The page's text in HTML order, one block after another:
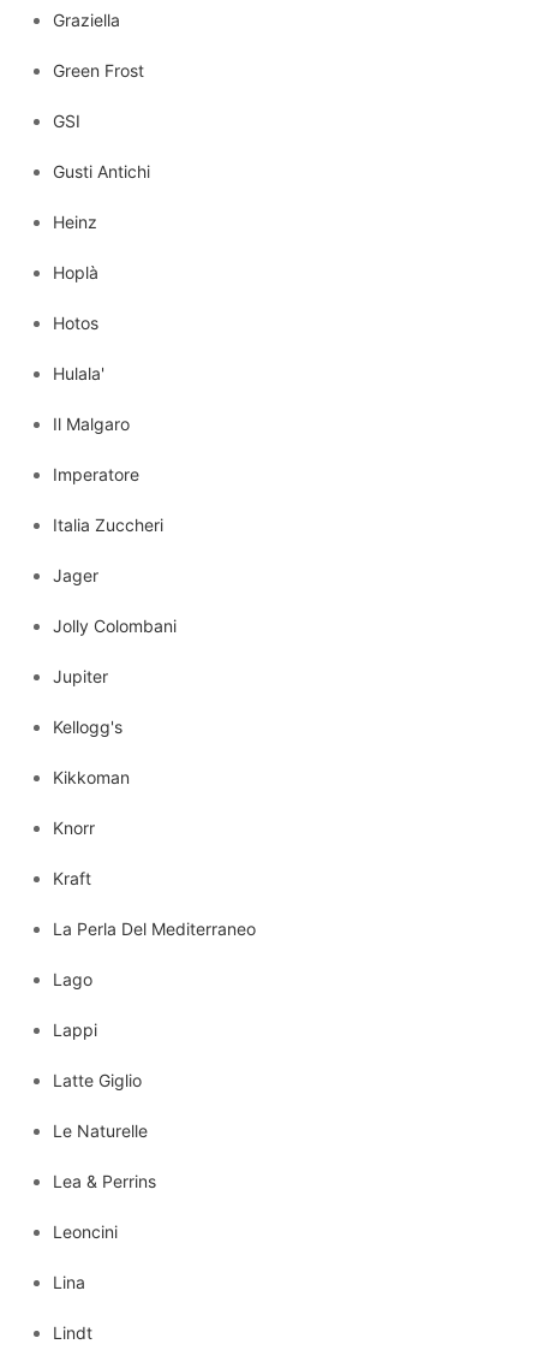
Graziella
Green Frost
GSI
Gusti Antichi
Heinz
Hoplà
Hotos
Hulala'
Il Malgaro
Imperatore
Italia Zuccheri
Jager
Jolly Colombani
Jupiter
Kellogg's
Kikkoman
Knorr
Kraft
La Perla Del Mediterraneo
Lago
Lappi
Latte Giglio
Le Naturelle
Lea & Perrins
Leoncini
Lina
Lindt